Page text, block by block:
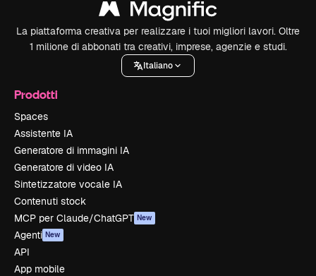
La piattaforma creativa per realizzare i tuoi migliori lavori. Oltre
1 milione di abbonati tra creativi, imprese, agenzie e studi.
Italiano
Prodotti
Spaces
Assistente IA
Generatore di immagini IA
Generatore di video IA
Sintetizzatore vocale IA
Contenuti stock
MCP per Claude/ChatGPT New
Agenti New
API
App mobile